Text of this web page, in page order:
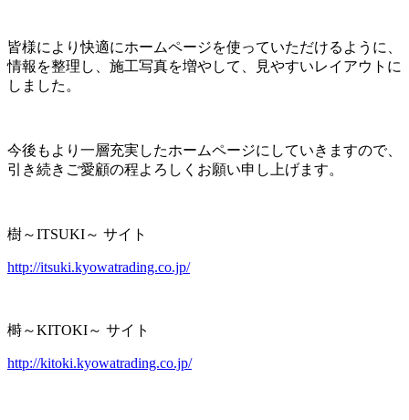
皆様により快適にホームページを使っていただけるように、
情報を整理し、施工写真を増やして、見やすいレイアウトに
しました。
今後もより一層充実したホームページにしていきますので、
引き続きご愛顧の程よろしくお願い申し上げます。
樹～ITSUKI～ サイト
http://itsuki.kyowatrading.co.jp/
榯～KITOKI～ サイト
http://kitoki.kyowatrading.co.jp/